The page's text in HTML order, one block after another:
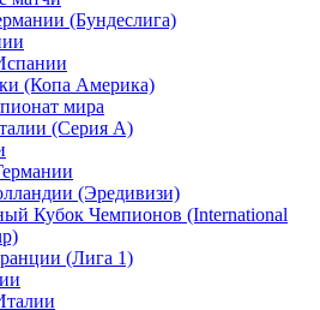
(Бундеслига)
(Копа Америка)
мира
(Серия А)
(Эредивизи)
Кубок Чемпионов (International
(Лига 1)